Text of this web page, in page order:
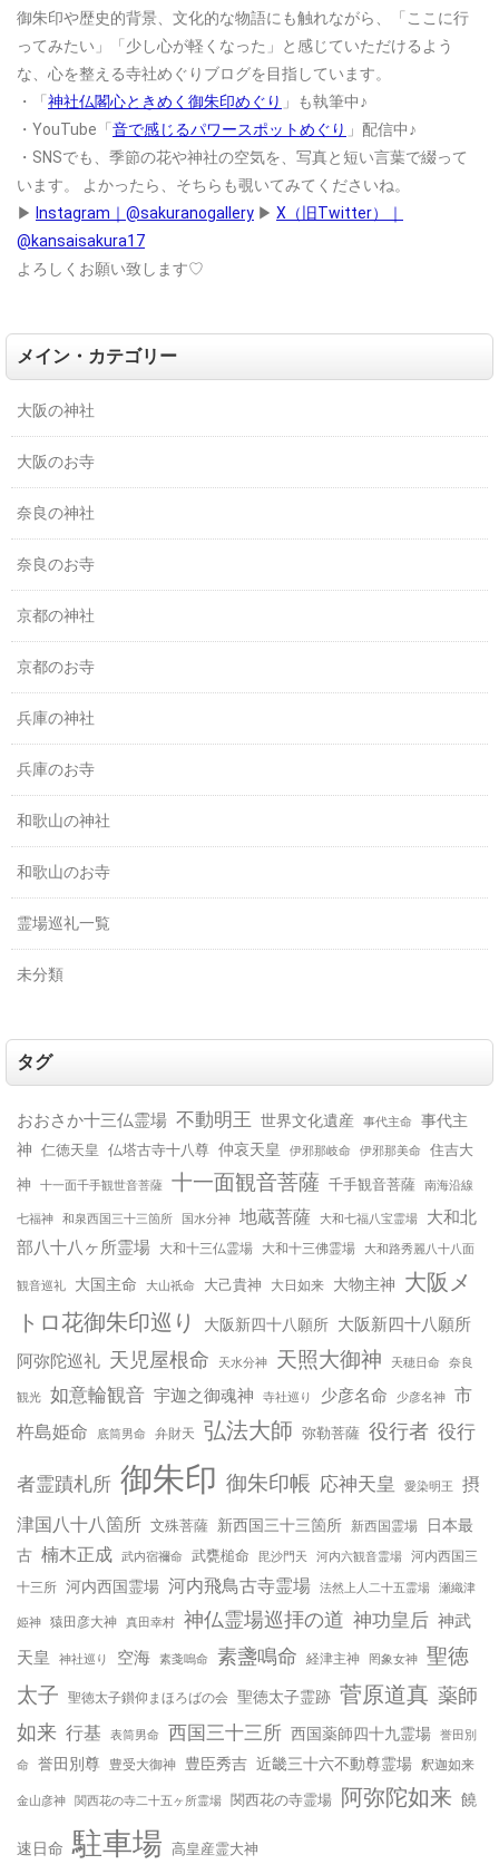
御朱印や歴史的背景、文化的な物語にも触れながら、「ここに行
ってみたい」「少し心が軽くなった」と感じていただけるよう
な、心を整える寺社めぐりブログを目指しています。
・「 神社仏閣心ときめく御朱印めぐり 」も執筆中♪
・YouTube「 音で感じるパワースポットめぐり 」配信中♪
・SNSでも、季節の花や神社の空気を、写真と短い言葉で綴って
います。
よかったら、そちらも覗いてみてくださいね。
▶ Instagram｜@sakuranogallery ▶ X（旧Twitter）｜
@kansaisakura17
よろしくお願い致します♡
メイン・カテゴリー
大阪の神社
大阪のお寺
奈良の神社
奈良のお寺
京都の神社
京都のお寺
兵庫の神社
兵庫のお寺
和歌山の神社
和歌山のお寺
霊場巡礼一覧
未分類
タグ
おおさか十三仏霊場 不動明王 世界文化遺産 事代主命
事代主
神 仁徳天皇 仏塔古寺十八尊 仲哀天皇 伊邪那岐命 伊邪那美命 住吉大
神 十一面千手観世音菩薩 十一面観音菩薩 千手観音菩薩 南海沿線
七福神 和泉西国三十三箇所 国水分神 地蔵菩薩 大和七福八宝霊場
大和北
部八十八ヶ所霊場
大和十三仏霊場 大和十三佛霊場 大和路秀麗八十八面
観音巡礼 大国主命 大山祇命 大己貴神 大日如来 大物主神
大阪メ
トロ花御朱印巡り
大阪新四十八願所 大阪新四十八願所
阿弥陀巡礼 天児屋根命 天水分神 天照大御神 天穂日命 奈良
観光 如意輪観音 宇迦之御魂神 寺社巡り 少彦名命 少彦名神 市
杵島姫命
底筒男命 弁財天 弘法大師 弥勒菩薩 役行者 役行
者霊蹟札所 御朱印 御朱印帳 応神天皇 愛染明王
摂
津国八十八箇所 文殊菩薩 新西国三十三箇所 新西国霊場
日本最
古 楠木正成 武内宿禰命 武甕槌命 毘沙門天 河内六観音霊場
河内西国三
十三所 河内西国霊場 河内飛鳥古寺霊場 法然上人二十五霊場 瀬織津
姫神 猿田彦大神 真田幸村 神仏霊場巡拝の道 神功皇后 神武
天皇
神社巡り 空海 素戔嗚命 素盞鳴命 経津主神 罔象女神
聖徳
太子
聖徳太子鑚仰まほろばの会 聖徳太子霊跡 菅原道真 薬師
如来 行基 表筒男命 西国三十三所 西国薬師四十九霊場 誉田別
命
誉田別尊 豊受大御神 豊臣秀吉 近畿三十六不動尊霊場 釈迦如来
金山彦神 関西花の寺二十五ヶ所霊場 関西花の寺霊場 阿弥陀如来 饒
速日命 駐車場 高皇産霊大神